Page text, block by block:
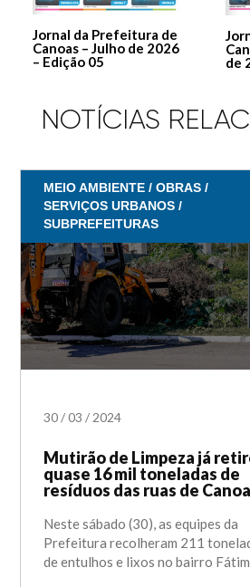
Jornal da Prefeitura de
Canoas – Julho de 2026
– Edição 05
de
NOTÍCIAS
MEIO AMBIENTE / OBRAS /
SERVIÇOS URBANOS /
SUBPREFEITURAS
30/03/ 2024
Mutirão de Limpeza já
quase 16 mil toneladas de
resíduos das ruas de
Neste sábado (30), as equipes da
Prefeitura recolheram 211
de entulhos e lixos no bairro